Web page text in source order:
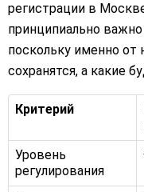
регистрации в
принципиально
поскольку именно от
сохранятся, а какие
Критерий
Уровень
регулирования